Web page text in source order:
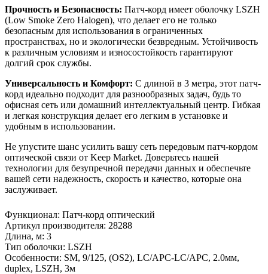
Прочность и Безопасность: Патч-корд имеет оболочку LSZH
(Low Smoke Zero Halogen), что делает его не только
безопасным для использования в ограниченных
пространствах, но и экологически безвредным. Устойчивость
к различным условиям и износостойкость гарантируют
долгий срок службы.
Универсальность и Комфорт: С длиной в 3 метра, этот патч-
корд идеально подходит для разнообразных задач, будь то
офисная сеть или домашний интеллектуальный центр. Гибкая
и легкая конструкция делает его легким в установке и
удобным в использовании.
Не упустите шанс усилить вашу сеть передовым патч-кордом
оптической связи от Keep Market. Доверьтесь нашей
технологии для безупречной передачи данных и обеспечьте
вашей сети надежность, скорость и качество, которые она
заслуживает.
Функционал: Патч-корд оптический
Артикул производителя: 28288
Длина, м: 3
Тип оболочки: LSZH
Особенности: SM, 9/125, (OS2), LC/APC-LC/APC, 2.0мм,
duplex, LSZH, 3м